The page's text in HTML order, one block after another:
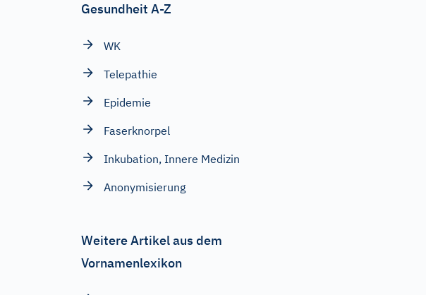
Gesundheit A-Z
WK
Telepathie
Epidemie
Faserknorpel
Inkubation, Innere Medizin
Anonymisierung
Weitere Artikel aus dem
Vornamenlexikon